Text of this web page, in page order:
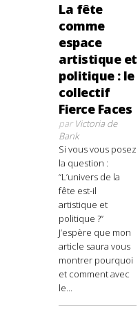
La fête
comme
espace
artistique et
politique : le
collectif
Fierce Faces
parVictoria de
Bank
Si vous vous posez
la question :
“L’univers de la
fête est-il
artistique et
politique ?”
J’espère que mon
article saura vous
montrer pourquoi
et comment avec
le...